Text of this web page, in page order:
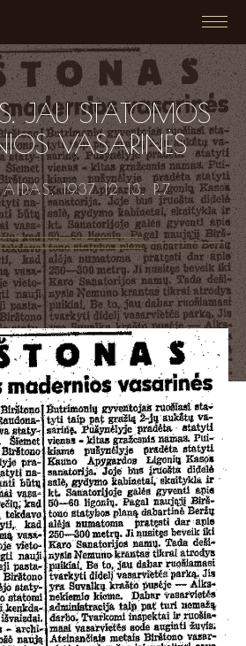
JAU STATOMOS
VASARINĖS
AIDAS. 1937 12 13. P.7